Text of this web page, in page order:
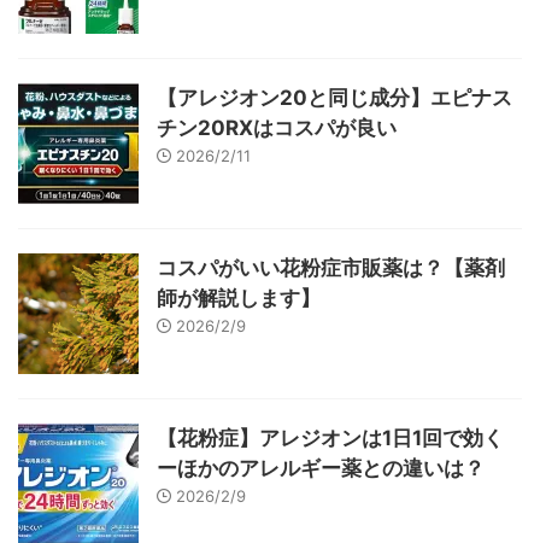
【アレジオン20と同じ成分】エピナス
チン20RXはコスパが良い
2026/2/11
コスパがいい花粉症市販薬は？【薬剤
師が解説します】
2026/2/9
【花粉症】アレジオンは1日1回で効く
ーほかのアレルギー薬との違いは？
2026/2/9